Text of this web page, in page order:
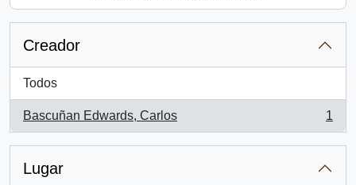
Creador
Todos
Bascuñan Edwards, Carlos
, 1 resultados
1
Lugar